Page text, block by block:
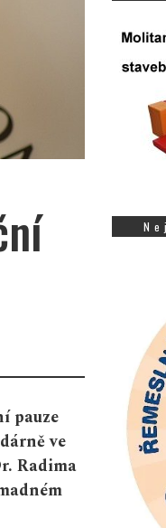
pauze
ve
Radima